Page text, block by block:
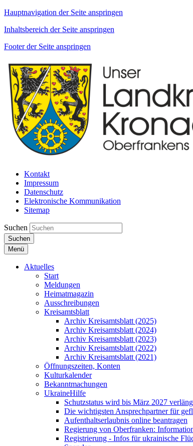
Hauptnavigation der Seite anspringen
Inhaltsbereich der Seite anspringen
Footer der Seite anspringen
Kontakt
Impressum
Datenschutz
Elektronische Kommunikation
Sitemap
Suchen
Suchen
Menü
Aktuelles
Start
Meldungen
Heimatmagazin
Ausschreibungen
Kreisamtsblatt
Archiv Kreisamtsblatt (2025)
Archiv Kreisamtsblatt (2024)
Archiv Kreisamtsblatt (2023)
Archiv Kreisamtsblatt (2022)
Archiv Kreisamtsblatt (2021)
Öffnungszeiten, Konten
Kulturkalender
Bekanntmachungen
UkraineHilfe
Schutzstatus wird bis März 2027
Die wichtigsten Ansprechpartner für
Aufenthaltserlaubnis online beantragen
Regierung von Oberfranken:
Registrierung - Infos für ukrainische